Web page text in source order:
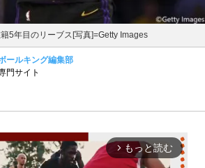
5年目のリーブス[写真]=Getty Images
ールキング編集部
門サイト
arrow_forward_ios もっと読む